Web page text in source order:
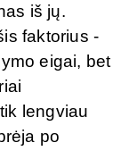
iš jų.
faktorius -
eigai, bet
lengviau
po